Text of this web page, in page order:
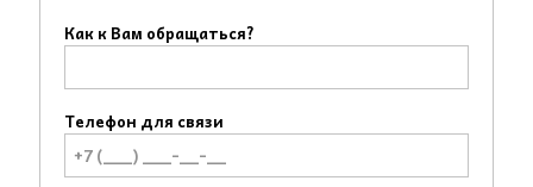
Как к Вам обращаться?
Телефон для связи